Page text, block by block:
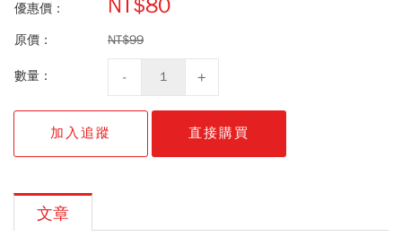
優惠價：
原價： NT$99
數量：
加入追蹤 直接購買
文章